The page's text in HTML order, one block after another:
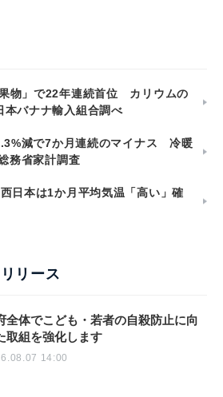
物」で22年連続首位 カリウムの
バナナ輸入組合調べ
減で7か月連続のマイナス 冷暖
務省家計調査
日本は1か月平均気温「高い」確
リース
全体でこども・若者の自殺防止に向
取組を強化します
14:00